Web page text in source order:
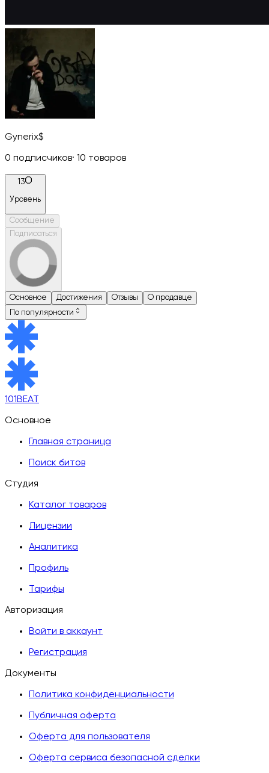
Gynerix$
0 подписчиков· 10 товаров
13
Уровень
Сообщение
Подписаться
Основное Достижения Отзывы
О продавце
По популярности
101BEAT
Основное
Главная страница
Поиск битов
Студия
Каталог товаров
Лицензии
Аналитика
Профиль
Тарифы
Авторизация
Войти в аккаунт
Регистрация
Документы
Политика конфиденциальности
Публичная оферта
Оферта для пользователя
Оферта сервиса безопасной сделки